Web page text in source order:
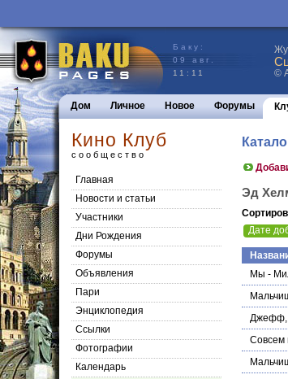
Баку:
09 авг.
11:11
©
Дом Личное Новое Форумы
Кино Клуб
сообщество
Главная
Новости и статьи
Участники
Дни Рождения
Форумы
Объявления
Пари
Энциклопедия
Cсылки
Фотографии
Календарь
Эд
Дате
Мы -
Джефф,
Совсем